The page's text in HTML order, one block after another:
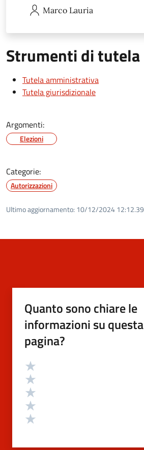
Marco Lauria
Strumenti di tutela
Tutela amministrativa
Tutela giurisdizionale
Argomenti:
Elezioni
Categorie:
Autorizzazioni
Ultimo aggiornamento: 10/12/2024 12:12.39
Quanto sono chiare le
informazioni su questa
pagina?
Valutazione